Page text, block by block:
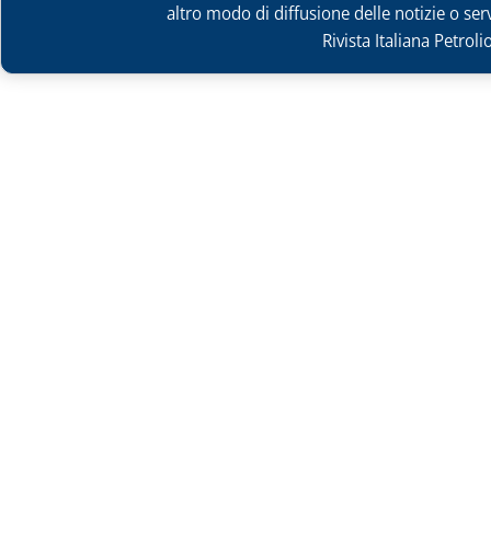
altro modo di diffusione delle notizie o
Rivista Italiana